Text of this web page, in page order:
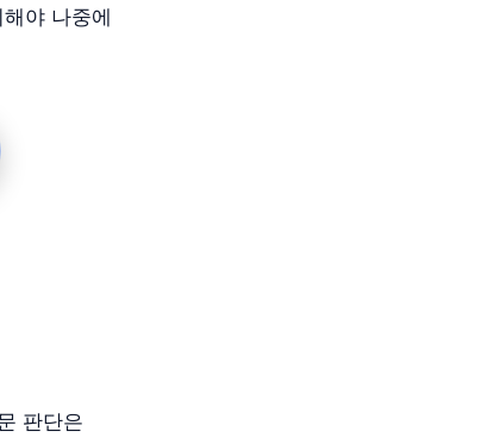
야 나중에
판단은